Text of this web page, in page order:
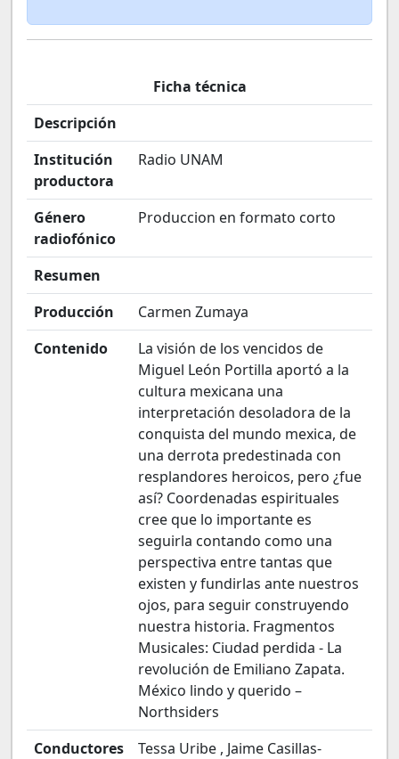
Ficha técnica
Descripción
Institución
productora
Radio UNAM
Género
radiofónico
Produccion en formato corto
Resumen
Producción
Carmen Zumaya
Contenido
La visión de los vencidos de
Miguel León Portilla aportó a la
cultura mexicana una
interpretación desoladora de la
conquista del mundo mexica, de
una derrota predestinada con
resplandores heroicos, pero ¿fue
así? Coordenadas espirituales
cree que lo importante es
seguirla contando como una
perspectiva entre tantas que
existen y fundirlas ante nuestros
ojos, para seguir construyendo
nuestra historia. Fragmentos
Musicales: Ciudad perdida - La
revolución de Emiliano Zapata.
México lindo y querido –
Northsiders
Conductores
Tessa Uribe , Jaime Casillas-